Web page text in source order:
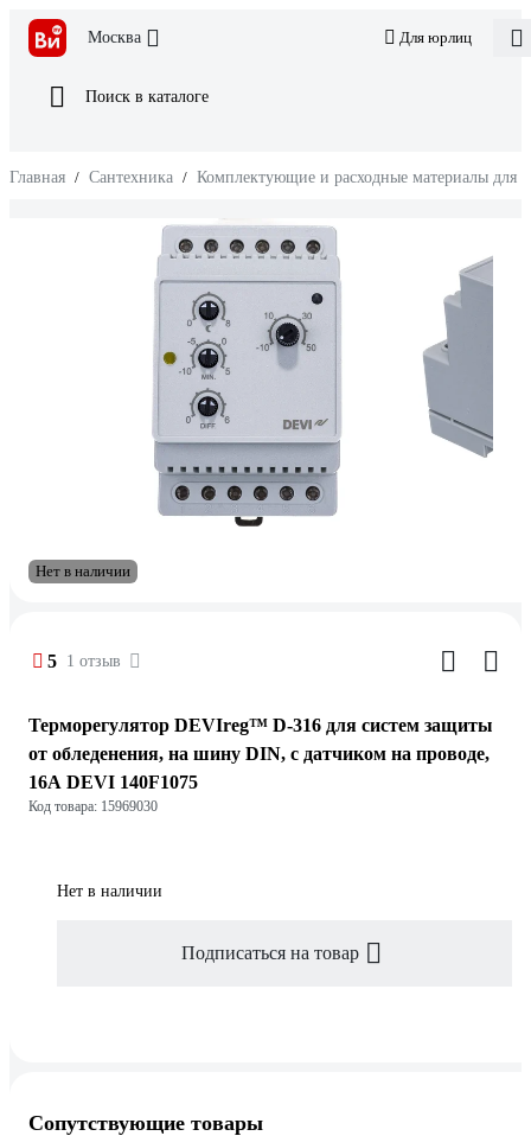
Москва Для юрлиц
Поиск в каталоге
Главная / Сантехника / Комплектующие и расходные материалы для
Нет в наличии
5 1 отзыв
Терморегулятор DEVIreg™ D-316 для систем защиты
от обледенения, на шину DIN, с датчиком на проводе,
16А DEVI 140F1075
Код товара: 15969030
Нет в наличии
Подписаться на товар
Сопутствующие товары